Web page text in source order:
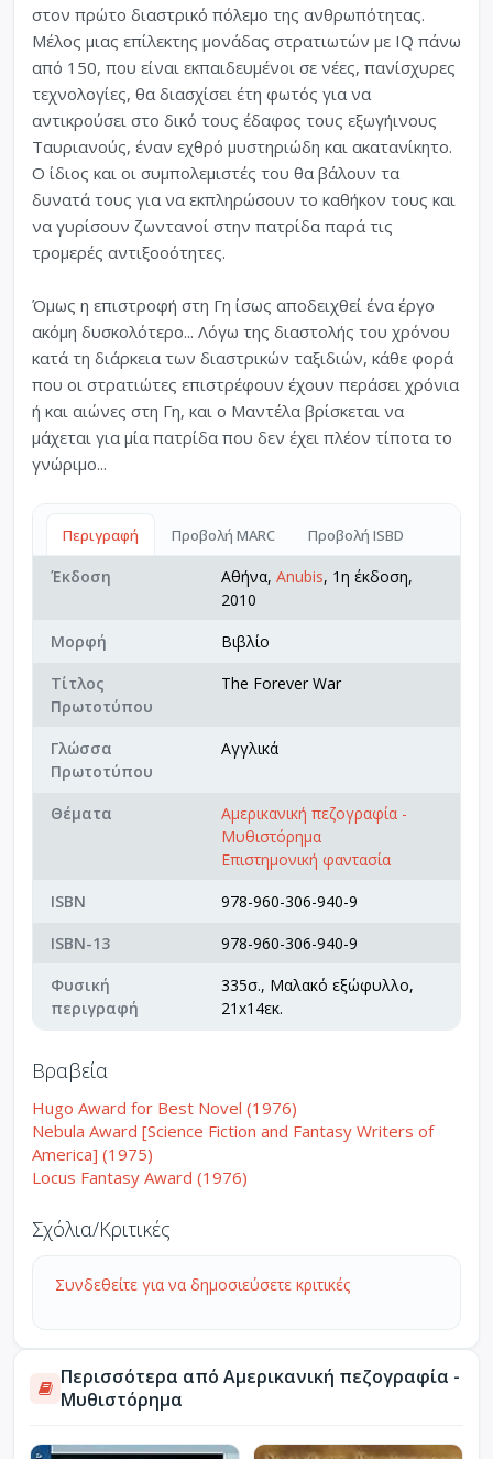
στον πρώτο διαστρικό πόλεμο της ανθρωπότητας.
Μέλος μιας επίλεκτης μονάδας στρατιωτών με IQ πάνω
από 150, που είναι εκπαιδευμένοι σε νέες, πανίσχυρες
τεχνολογίες, θα διασχίσει έτη φωτός για να
αντικρούσει στο δικό τους έδαφος τους εξωγήινους
Ταυριανούς, έναν εχθρό μυστηριώδη και ακατανίκητο.
Ο ίδιος και οι συμπολεμιστές του θα βάλουν τα
δυνατά τους για να εκπληρώσουν το καθήκον τους και
να γυρίσουν ζωντανοί στην πατρίδα παρά τις
τρομερές αντιξοοότητες.
Όμως η επιστροφή στη Γη ίσως αποδειχθεί ένα έργο
ακόμη δυσκολότερο... Λόγω της διαστολής του χρόνου
κατά τη διάρκεια των διαστρικών ταξιδιών, κάθε φορά
που οι στρατιώτες επιστρέφουν έχουν περάσει χρόνια
ή και αιώνες στη Γη, και ο Μαντέλα βρίσκεται να
μάχεται για μία πατρίδα που δεν έχει πλέον τίποτα το
γνώριμο...
Περιγραφή Προβολή MARC Προβολή ISBD
Έκδοση Αθήνα, Anubis, 1η έκδοση,
2010
Μορφή
Βιβλίο
Τίτλος
Πρωτοτύπου
The Forever War
Γλώσσα
Πρωτοτύπου
Αγγλικά
Θέματα
Αμερικανική πεζογραφία -
Μυθιστόρημα
Επιστημονική φαντασία
ISBN
978-960-306-940-9
ISBN-13
978-960-306-940-9
Φυσική
περιγραφή
335σ., Μαλακό εξώφυλλο,
21x14εκ.
Βραβεία
Hugo Award for Best Novel (1976)
Nebula Award [Science Fiction and Fantasy Writers of
America] (1975)
Locus Fantasy Award (1976)
Σχόλια/Κριτικές
Συνδεθείτε για να δημοσιεύσετε κριτικές
Περισσότερα από Αμερικανική πεζογραφία -
Μυθιστόρημα